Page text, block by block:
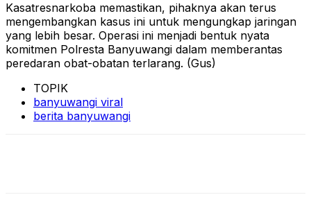
Kasatresnarkoba memastikan, pihaknya akan terus
mengembangkan kasus ini untuk mengungkap jaringan
yang lebih besar. Operasi ini menjadi bentuk nyata
komitmen Polresta Banyuwangi dalam memberantas
peredaran obat-obatan terlarang. (Gus)
TOPIK
banyuwangi viral
berita banyuwangi